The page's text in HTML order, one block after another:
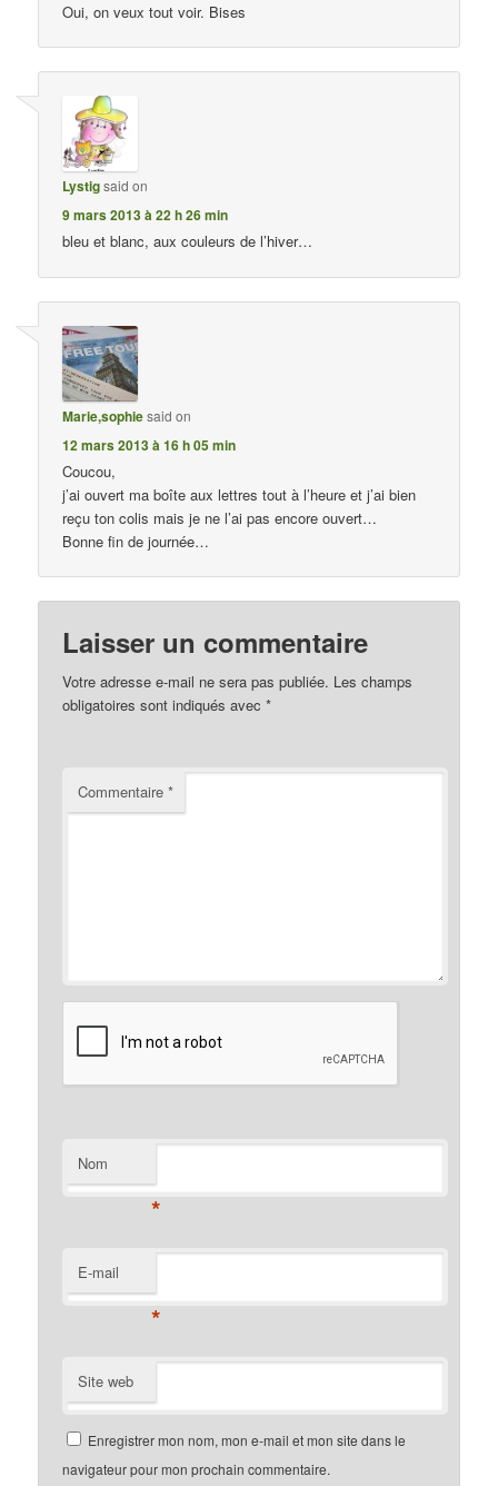
Oui, on veux tout voir. Bises
Lystigsaid on
9 mars 2013 à 22 h 26 min
bleu et blanc, aux couleurs de l’hiver…
Marie,sophiesaid on
12 mars 2013 à 16 h 05 min
Coucou,
j’ai ouvert ma boîte aux lettres tout à l’heure et j’ai bien
reçu ton colis mais je ne l’ai pas encore ouvert…
Bonne fin de journée…
Laisser un commentaire
Votre adresse e-mail ne sera pas publiée. Les champs
obligatoires sont indiqués avec*
Commentaire*
Nom
*
E-mail
*
Site web
Enregistrer mon nom, mon e-mail et mon site dans le
navigateur pour mon prochain commentaire.